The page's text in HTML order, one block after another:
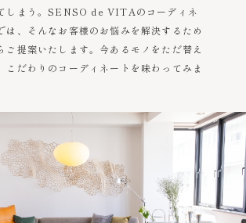
しまう。SENSO de VITAのコーディネ
は、そんなお客様のお悩みを解決するため
ご提案いたします。今あるモノをただ替え
こだわりのコーディネートを味わってみま